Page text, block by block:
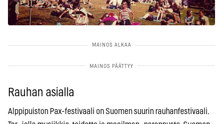
Rauhan asialla
Alppipuiston Pax-festivaali on Suomen suurin rauhanfestivaali.